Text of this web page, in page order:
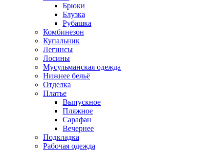
Брюки
Блузка
Рубашка
Комбинезон
Купальник
Легинсы
Лосины
Мусульманская одежда
Нижнее бельё
Отделка
Платье
Выпускное
Пляжное
Сарафан
Вечернее
Подкладка
Рабочая одежда